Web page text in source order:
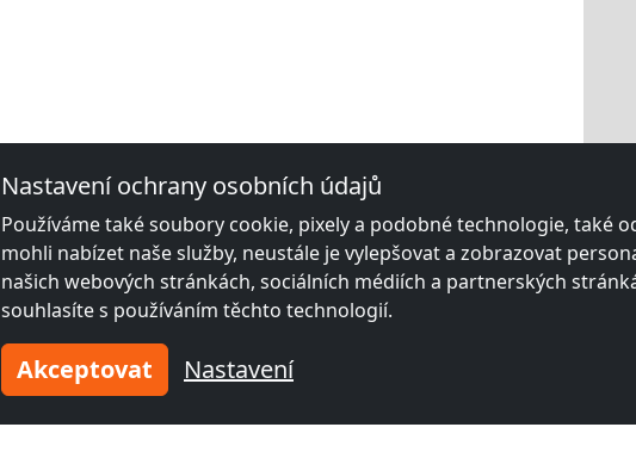
Nastavení ochrany osobních údajů
Používáme také soubory cookie, pixely a podobné technologie, také
mohli nabízet naše služby, neustále je vylepšovat a zobrazovat
našich webových stránkách, sociálních médiích a partnerských
souhlasíte s používáním těchto technologií.
Akceptovat Nastavení